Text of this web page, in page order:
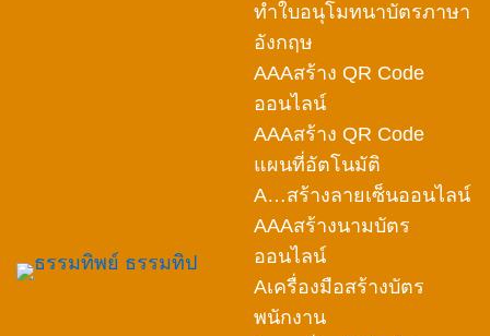
ทำใบอนุโมทนาบัตรภาษา
อังกฤษ
AAAสร้าง QR Code
ออนไลน์
AAAสร้าง QR Code
แผนที่อัตโนมัติ
A…สร้างลายเซ็นออนไลน์
AAAสร้างนามบัตร
ออนไลน์
Aเครื่องมือสร้างบัตร
พนักงาน